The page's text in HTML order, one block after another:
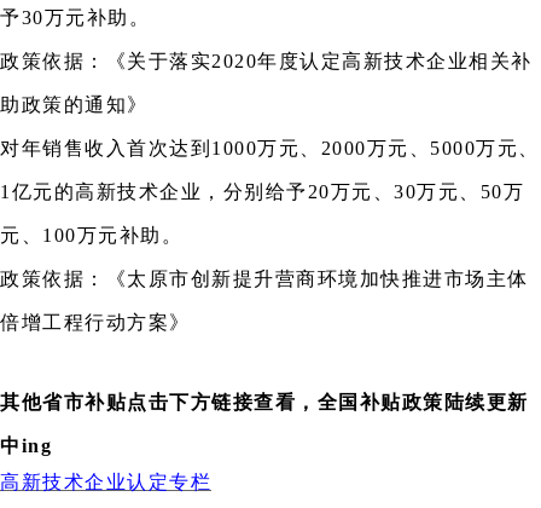
予30万元补助。
政策依据：《关于落实2020年度认定高新技术企业相关补
助政策的通知》
对年销售收入首次达到1000万元、2000万元、5000万元、
1亿元的高新技术企业，分别给予20万元、30万元、50万
元、100万元补助。
政策依据：《太原市创新提升营商环境加快推进市场主体
倍增工程行动方案》
其他省市补贴点击下方链接查看，全国补贴政策陆续更新
中ing
高新技术企业认定专栏